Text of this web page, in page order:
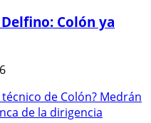
Colón ya